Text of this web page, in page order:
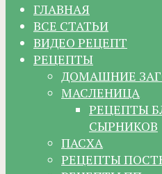
ГЛАВНАЯ
ВСЕ СТАТЬИ
ВИДЕО РЕЦЕПТ
РЕЦЕПТЫ
ДОМАШНИЕ
МАСЛЕНИЦА
РЕЦЕПТЫ
СЫРНИКОВ
ПАСХА
РЕЦЕПТЫ